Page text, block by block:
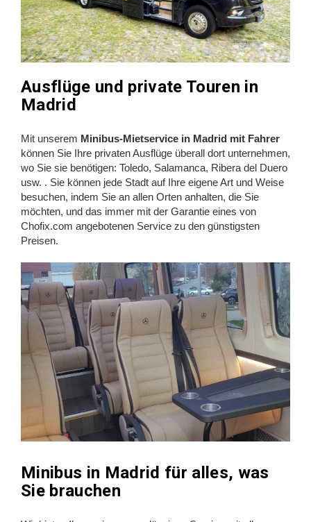
Ausflüge und private Touren in
Madrid
Mit unserem Minibus-Mietservice in Madrid mit Fahrer
können Sie Ihre privaten Ausflüge überall dort unternehmen,
wo Sie sie benötigen: Toledo, Salamanca, Ribera del Duero
usw. . Sie können jede Stadt auf Ihre eigene Art und Weise
besuchen, indem Sie an allen Orten anhalten, die Sie
möchten, und das immer mit der Garantie eines von
Chofix.com angebotenen Service zu den günstigsten
Preisen.
Minibus in Madrid für alles, was
Sie brauchen